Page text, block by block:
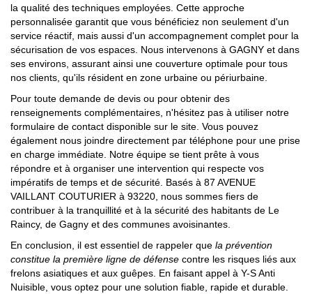
la qualité des techniques employées. Cette approche
personnalisée garantit que vous bénéficiez non seulement d'un
service réactif, mais aussi d'un accompagnement complet pour la
sécurisation de vos espaces. Nous intervenons à GAGNY et dans
ses environs, assurant ainsi une couverture optimale pour tous
nos clients, qu'ils résident en zone urbaine ou périurbaine.
Pour toute demande de devis ou pour obtenir des
renseignements complémentaires, n'hésitez pas à utiliser notre
formulaire de contact disponible sur le site. Vous pouvez
également nous joindre directement par téléphone pour une prise
en charge immédiate. Notre équipe se tient prête à vous
répondre et à organiser une intervention qui respecte vos
impératifs de temps et de sécurité. Basés à 87 AVENUE
VAILLANT COUTURIER à 93220, nous sommes fiers de
contribuer à la tranquillité et à la sécurité des habitants de Le
Raincy, de Gagny et des communes avoisinantes.
En conclusion, il est essentiel de rappeler que la prévention
constitue la première ligne de défense contre les risques liés aux
frelons asiatiques et aux guêpes. En faisant appel à Y-S Anti
Nuisible, vous optez pour une solution fiable, rapide et durable.